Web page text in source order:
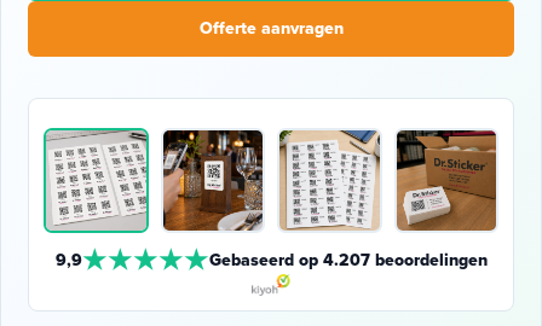
Offerte aanvragen
9,9★★★★★Gebaseerd op 4.207 beoordelingen